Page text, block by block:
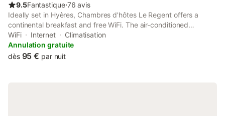
9.5Fantastique⋅76 avis
Ideally set in Hyères, Chambres d'hôtes Le Regent offers a
continental breakfast and free WiFi. The air-conditioned
accommodation is 19 km from Toulon Train Station. The bed
and breakfast has family rooms.
WiFi Internet
Climatisation
Annulation gratuite
dès 95 € par nuit